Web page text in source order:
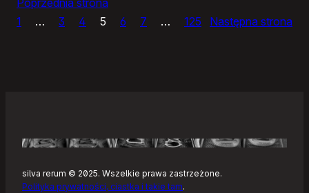
1
… 3 4 5 6 7 … 125 Następna strona
silva rerum © 2025. Wszelkie prawa zastrzeżone.
Polityka prywatności, ciastka i takie tam.